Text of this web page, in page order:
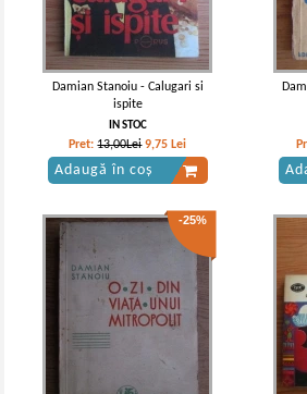
Damian Stanoiu - Calugari si
ispite
IN STOC
Pret:13,00Lei 9,75 Lei
Adaugă în coș
-25%